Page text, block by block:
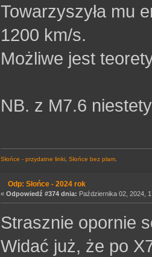
Towarzyszyła mu
1200 km/s.
Możliwe jest
NB. z M7.6
Słońce - przydatne linki Słońce bez plam
Odp: Słońce - 2024 rok
« Odpowiedź #374 dnia: Października 02, 2024,
Strasznie opornie
Widać już, że po